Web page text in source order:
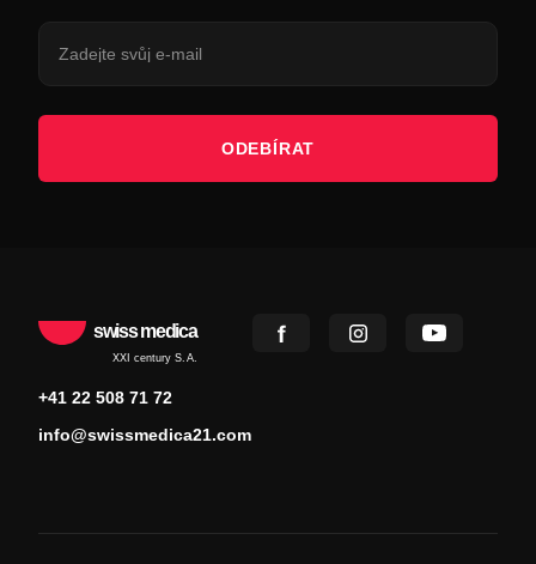
ODEBÍRAT
swiss medica
XXI century S.A.
+41 22 508 71 72
info@swissmedica21.com